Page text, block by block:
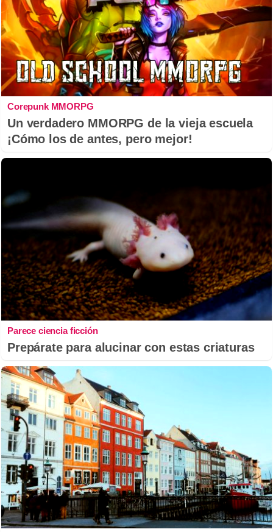
Corepunk MMORPG
Un verdadero MMORPG de la vieja escuela
¡Cómo los de antes, pero mejor!
Parece ciencia ficción
Prepárate para alucinar con estas criaturas